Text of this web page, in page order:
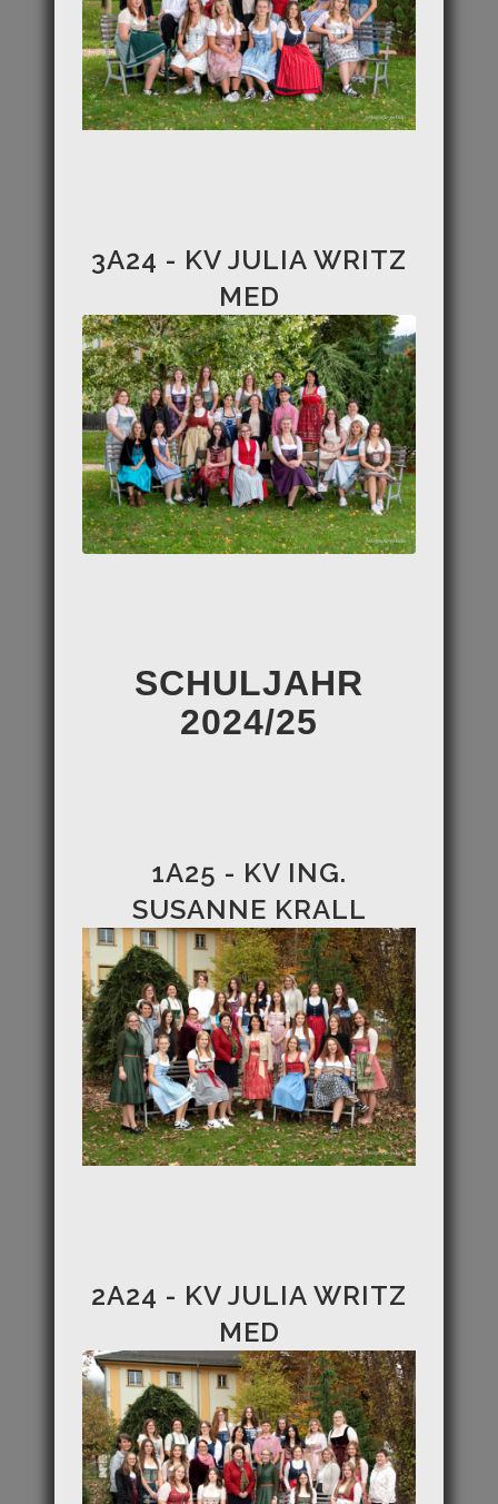
3A24 - KV JULIA WRITZ
MED
SCHULJAHR
2024/25
1A25 - KV ING.
SUSANNE KRALL
2A24 - KV JULIA WRITZ
MED